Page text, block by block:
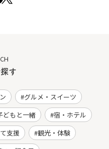
す
グルメ・スイーツ
どもと一緒
宿・ホテル
支援
観光・体験